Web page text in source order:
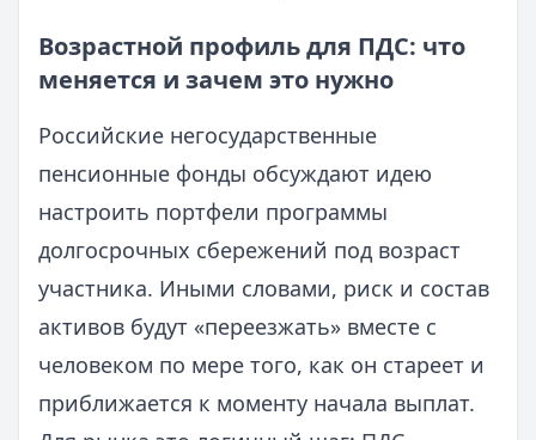
Возрастной профиль для ПДС: что
меняется и зачем это нужно
Российские негосударственные
пенсионные фонды обсуждают идею
настроить портфели программы
долгосрочных сбережений под возраст
участника. Иными словами, риск и состав
активов будут «переезжать» вместе с
человеком по мере того, как он стареет и
приближается к моменту начала выплат.